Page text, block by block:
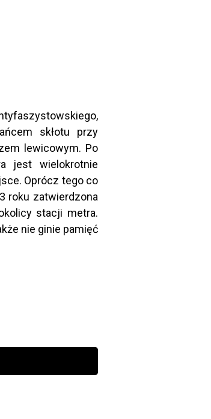
skłotu przy
lewicowym. Po
jest wielokrotnie
Oprócz tego co
roku zatwierdzona
stacji metra.
nie ginie pamięć